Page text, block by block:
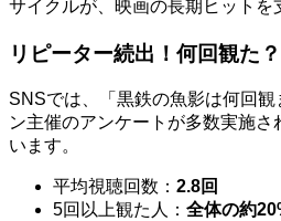
サイクルが、映画の長期ヒットを
リピーター続出！何回観た
SNSでは、「黒鉄の魚影は何回
ン主催のアンケートが多数実施さ
います。
平均視聴回数： 2.8回
5回以上観た人： 全体の約